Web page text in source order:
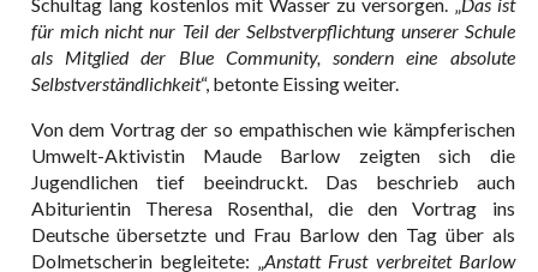
für mich nicht nur Teil der Selbstverpflichtung unserer Schule
als Mitglied der Blue Community, sondern eine absolute
Selbstverständlichkeit“, betonte Eissing weiter.
Von dem Vortrag der so empathischen wie kämpferischen
Umwelt-Aktivistin Maude Barlow zeigten sich die
Jugendlichen tief beeindruckt. Das beschrieb auch
Abiturientin Theresa Rosenthal, die den Vortrag ins
Deutsche übersetzte und Frau Barlow den Tag über als
Dolmetscherin begleitete: „Anstatt Frust verbreitet Barlow